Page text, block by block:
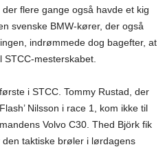
flere gange også havde et kig
svenske BMW-kører, der også
indrømmede dog bagefter, at
mesterskabet.
i STCC. Tommy Rustad, der
Nilsson i race 1, kom ikke til
Volvo C30. Thed Björk fik
taktiske brøler i lørdagens